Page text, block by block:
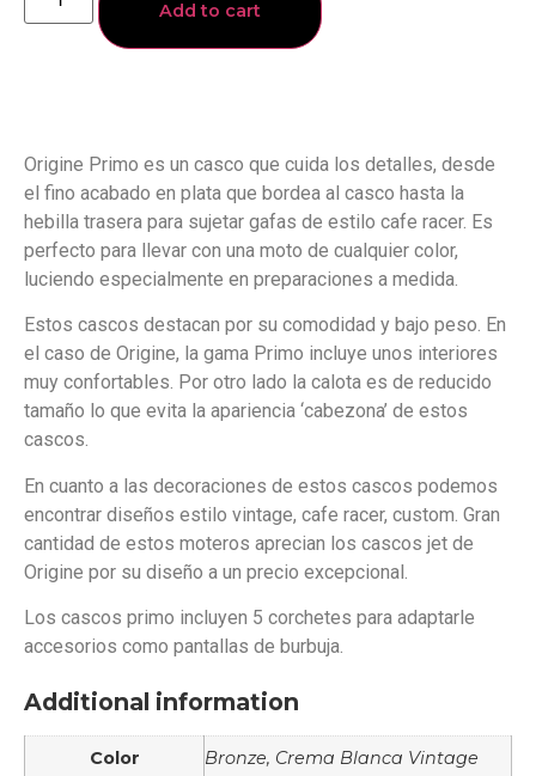
Add to cart
Origine Primo es un casco que cuida los detalles, desde
el fino acabado en plata que bordea al casco hasta la
hebilla trasera para sujetar gafas de estilo cafe racer. Es
perfecto para llevar con una moto de cualquier color,
luciendo especialmente en preparaciones a medida.
Estos cascos destacan por su comodidad y bajo peso. En
el caso de Origine, la gama Primo incluye unos interiores
muy confortables. Por otro lado la calota es de reducido
tamaño lo que evita la apariencia ‘cabezona’ de estos
cascos.
En cuanto a las decoraciones de estos cascos podemos
encontrar diseños estilo vintage, cafe racer, custom. Gran
cantidad de estos moteros aprecian los cascos jet de
Origine por su diseño a un precio excepcional.
Los cascos primo incluyen 5 corchetes para adaptarle
accesorios como pantallas de burbuja.
Additional information
Color Bronze, Crema Blanca Vintage